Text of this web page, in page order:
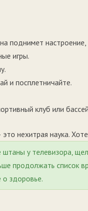
поднимет настроение,
игры.
и посплетничайте.
клуб или
нехитрая наука.
у телевизора,
продолжать список
о здоровье.